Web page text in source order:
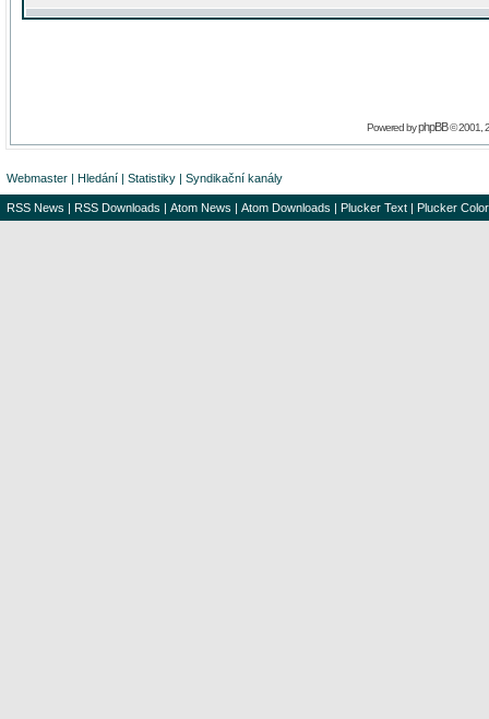
Powered byphpBB© 2001,
Webmaster | Hledání | Statistiky | Syndikační kanály
RSS News | RSS Downloads | Atom News | Atom Downloads | Plucker Text | Plucker Color